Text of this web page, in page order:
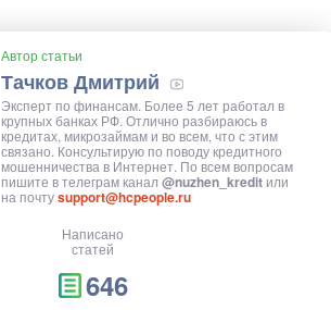
Автор статьи
Тачков Дмитрий
Эксперт по финансам. Более 5 лет работал в
крупных банках РФ. Отлично разбираюсь в
кредитах, микрозаймам и во всем, что с этим
связано. Консультирую по поводу кредитного
мошенничества в Интернет. По всем вопросам
пишите в телеграм канал @nuzhen_kredit или
на почтуsupport@hcpeople.ru
Написано
статей
646